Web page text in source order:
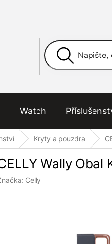
Watch
Kryty a pouzdra
Wally Obal
Celly